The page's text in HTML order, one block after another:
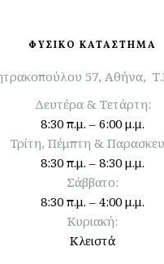
ΦΥΣΙΚΟ ΚΑΤΑΣΤΗΜΑ
57, Αθήνα,
Δευτέρα & Τετάρτη:
8:30 π.μ. – 6:00 μ.μ.
Τρίτη, Πέμπτη &
8:30 π.μ. – 8:30 μ.μ.
Σάββατο:
8:30 π.μ. – 4:00 μ.μ.
Κυριακή:
Κλειστά